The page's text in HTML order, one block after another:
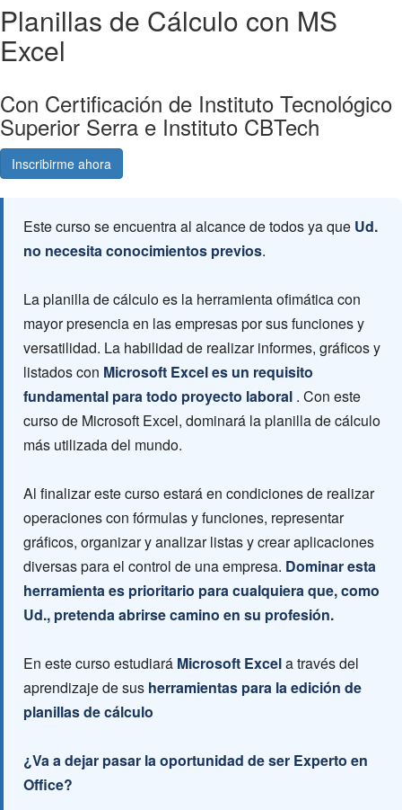
Planillas de Cálculo con MS
Excel
Con Certificación de Instituto Tecnológico
Superior Serra e Instituto CBTech
Inscribirme ahora
Este curso se encuentra al alcance de todos ya que Ud.
no necesita conocimientos previos.
La planilla de cálculo es la herramienta ofimática con
mayor presencia en las empresas por sus funciones y
versatilidad. La habilidad de realizar informes, gráficos y
listados con Microsoft Excel es un requisito
fundamental para todo proyecto laboral . Con este
curso de Microsoft Excel, dominará la planilla de cálculo
más utilizada del mundo.
Al finalizar este curso estará en condiciones de realizar
operaciones con fórmulas y funciones, representar
gráficos, organizar y analizar listas y crear aplicaciones
diversas para el control de una empresa. Dominar esta
herramienta es prioritario para cualquiera que, como
Ud., pretenda abrirse camino en su profesión.
En este curso estudiará Microsoft Excela través del
aprendizaje de sus herramientas para la edición de
planillas de cálculo
¿Va a dejar pasar la oportunidad de ser Experto en
Office?